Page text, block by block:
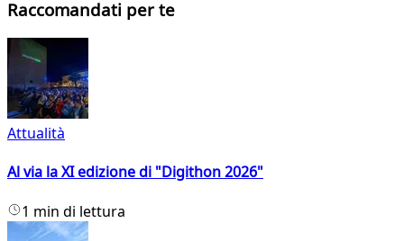
Raccomandati per te
Attualità
Al via la XI edizione di "Digithon 2026"
1 min di lettura